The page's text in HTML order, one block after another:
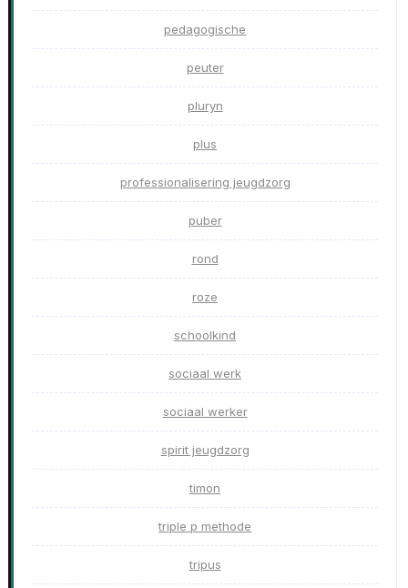
pedagogische
peuter
pluryn
plus
professionalisering jeugdzorg
puber
rond
roze
schoolkind
sociaal werk
sociaal werker
spirit jeugdzorg
timon
triple p methode
tripus